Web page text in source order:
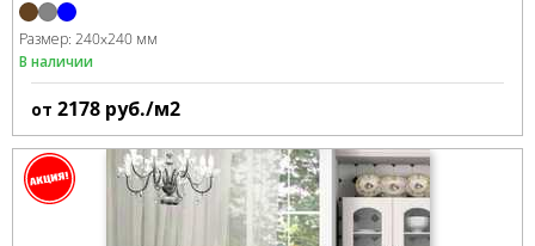
Размер: 240x240 мм
В наличии
от 2178 руб./м2